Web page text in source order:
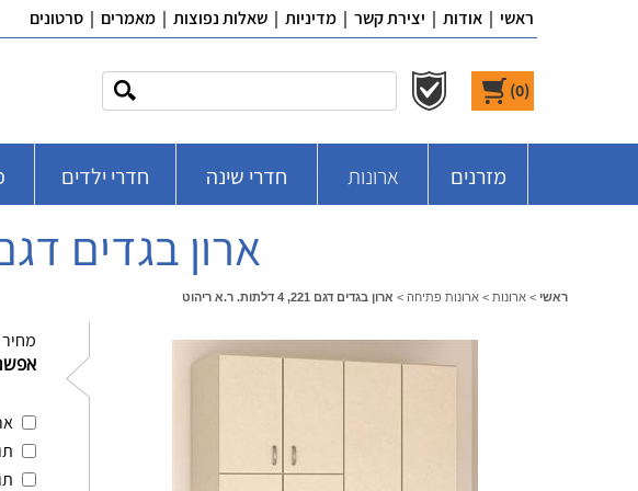
ראשי | אודות | יצירת קשר | מדיניות | שאלות נפוצות | מאמרים | סרטונים
(
0
)
מזרנים ארונות חדרי שינה חדרי ילדים
ארון בגדים דגם 221, 4 דלתות. ר.א
ראשי > ארונות > ארונות פתיחה > ארון בגדים דגם 221, 4 דלתות. ר.א ריהוט
מחיר